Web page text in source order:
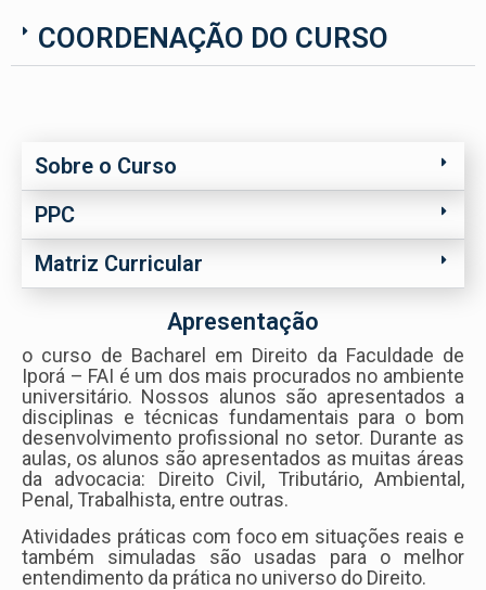
COORDENAÇÃO DO CURSO
Apresentação
o curso de Bacharel em Direito da Faculdade de
Iporá – FAI é um dos mais procurados no ambiente
universitário. Nossos alunos são apresentados a
disciplinas e técnicas fundamentais para o bom
desenvolvimento profissional no setor. Durante as
aulas, os alunos são apresentados as muitas áreas
da advocacia: Direito Civil, Tributário, Ambiental,
Penal, Trabalhista, entre outras.
Atividades práticas com foco em situações reais e
também simuladas são usadas para o melhor
entendimento da prática no universo do Direito.
Sobre o Curso
PPC
Matriz Curricular